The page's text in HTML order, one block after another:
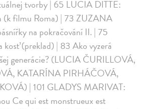
tvorby | 65 LUCIA DITTE:
(k filmu Roma) | 73 ZUZANA
na pokračování II. | 75
(preklad) | 83 Ako vyzerá
generácie? (LUCIA ČURILLOVÁ,
KATARÍNA PIRHÁČOVÁ,
| 101 GLADYS MARIVAT:
Ce qui est monstrueux est